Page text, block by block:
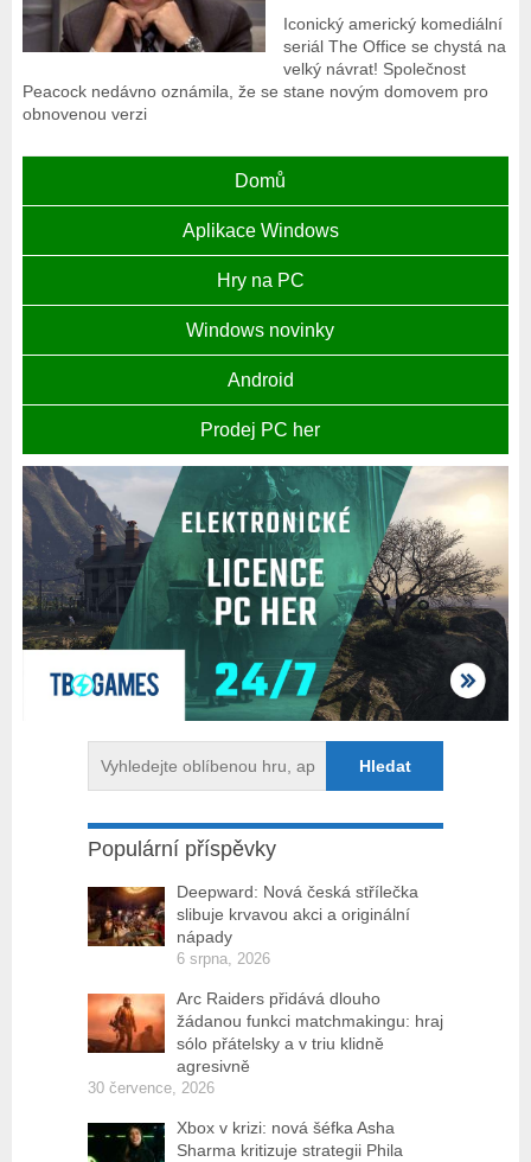
Iconický americký komediální
seriál The Office se chystá na
velký návrat! Společnost
Peacock nedávno oznámila, že se stane novým domovem pro
obnovenou verzi
Domů
Aplikace Windows
Hry na PC
Windows novinky
Android
Prodej PC her
Populární příspěvky
Deepward: Nová česká střílečka
slibuje krvavou akci a originální
nápady
6 srpna, 2026
Arc Raiders přidává dlouho
žádanou funkci matchmakingu: hraj
sólo přátelsky a v triu klidně
agresivně
30 července, 2026
Xbox v krizi: nová šéfka Asha
Sharma kritizuje strategii Phila